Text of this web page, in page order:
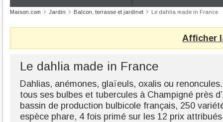
Maison.com Jardin Balcon, terrasse et jardinet Le dahlia made in France
Afficher
Le dahlia made in France
Dahlias, anémones, glaïeuls, oxalis ou
tous ses bulbes et tubercules à Champigné près
bassin de production bulbicole français, 250
espèce phare, 4 fois primé sur les 12 prix